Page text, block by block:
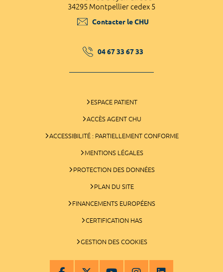
34295 Montpellier cedex 5
Contacter le CHU
04 67 33 67 33
ESPACE PATIENT
ACCÈS AGENT CHU
ACCESSIBILITÉ : PARTIELLEMENT CONFORME
MENTIONS LÉGALES
PROTECTION DES DONNÉES
PLAN DU SITE
FINANCEMENTS EUROPÉENS
CERTIFICATION HAS
GESTION DES COOKIES